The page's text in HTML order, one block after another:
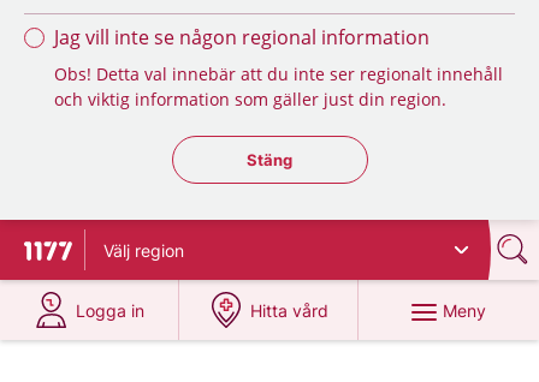
Jag vill inte se någon regional information
Obs! Detta val innebär att du inte ser regionalt innehåll
och viktig information som gäller just din region.
Stäng regionsväljaren
Stäng
Till startsidan för 1177
Välj region
Logga in
på 1177.se
Hitta vård
på 1177.se
Meny